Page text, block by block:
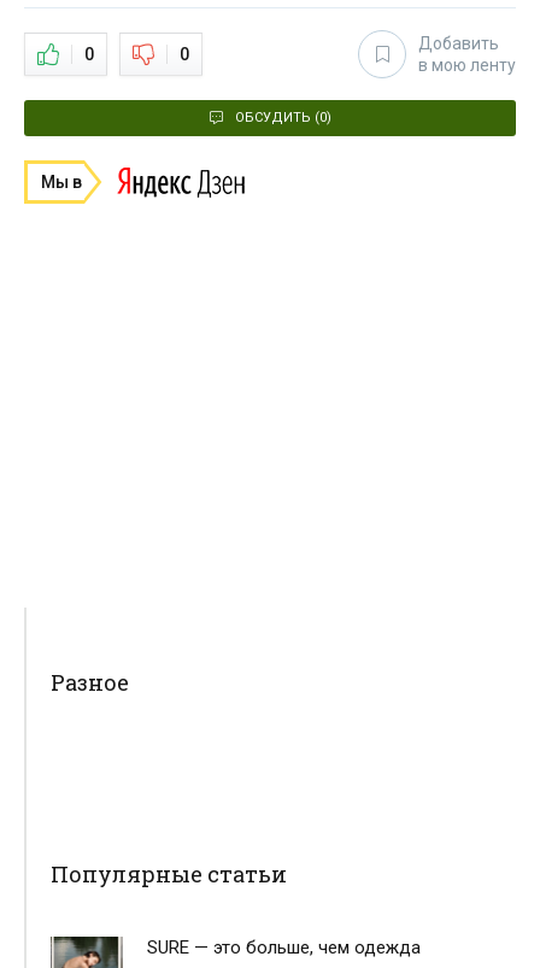
0 0
Добавить
в мою ленту
ОБСУДИТЬ (0)
Мы в
Разное
Популярные статьи
SURE — это больше, чем одежда